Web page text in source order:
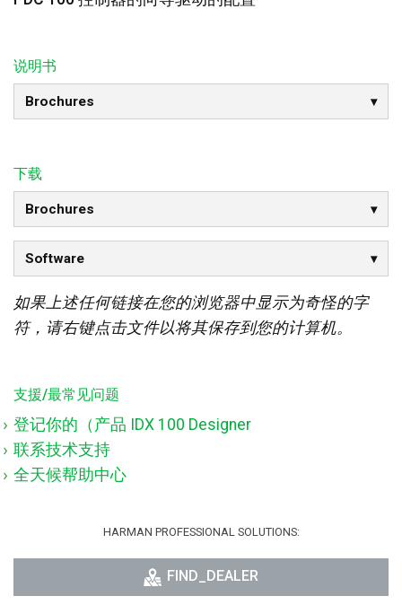
说明书
Brochures
下载
Brochures
Software
如果上述任何链接在您的浏览器中显示为奇怪的字
符，请右键点击文件以将其保存到您的计算机。
支援/最常见问题
登记你的（产品 IDX 100 Designer
联系技术支持
全天候帮助中心
HARMAN PROFESSIONAL SOLUTIONS:
FIND_DEALER